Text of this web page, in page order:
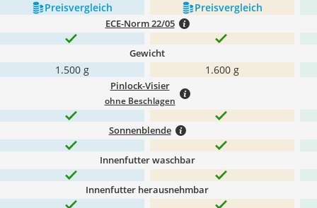
Preis­vergleich Preis­vergleich
ECE-Norm 22/05
Gewicht
1.500 g 1.600 g
Pinlock-Visier
ohne Beschlagen
Sonnenblende
Innenfutter waschbar
Innenfutter herausnehmbar